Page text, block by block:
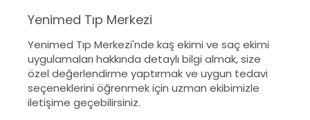
Yenimed Tıp Merkezi
Yenimed Tıp Merkezi'nde kaş ekimi ve saç ekimi
uygulamaları hakkında detaylı bilgi almak, size
özel değerlendirme yaptırmak ve uygun tedavi
seçeneklerini öğrenmek için uzman ekibimizle
iletişime geçebilirsiniz.